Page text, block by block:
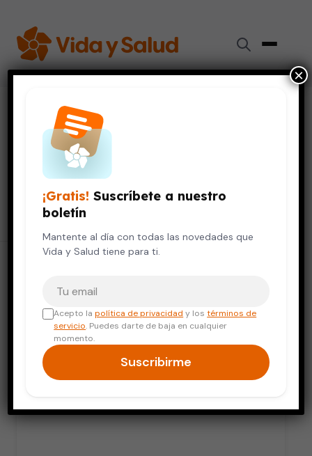
Resultados para "
80 resultados encontrados
Buscar: Buscar
¡Gratis! Suscríbete a nuestro
boletín
Mantente al día con todas las novedades que
Vida y Salud tiene para ti.
Acepto lapolítica de privacidad y lostérminos de
servicio. Puedes darte de baja en cualquier
momento.
Suscribirme
×